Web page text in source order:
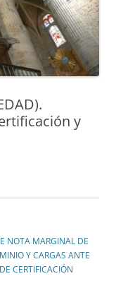
y
NOTA MARGINAL DE
Y CARGAS ANTE
CERTIFICACIÓN